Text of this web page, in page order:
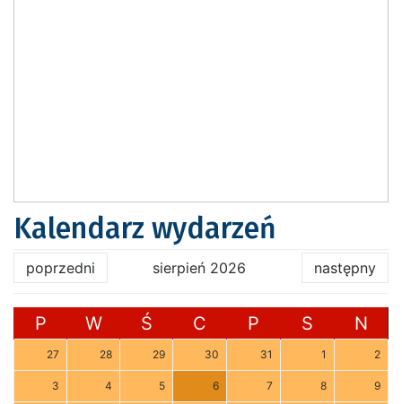
Kalendarz wydarzeń
poprzedni sierpień 2026 następny
P W Ś C P S N
27 28 29 30 31 1 2
3 4 5 6 7 8 9